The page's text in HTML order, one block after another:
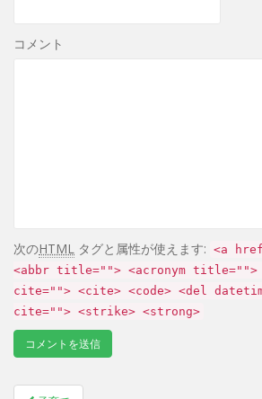
コメント
次のHTML タグと属性が使えます: <a
<abbr title=""> <acronym title="">
cite=""> <cite> <code> <del
cite=""> <strike> <strong>